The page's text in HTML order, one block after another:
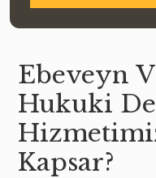
Ebeveyn
Hukuki
Kapsar?